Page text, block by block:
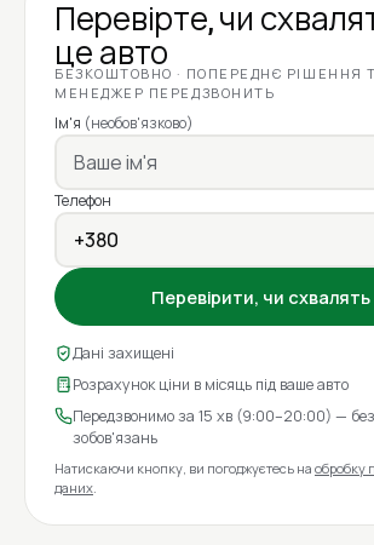
Перевірте, чи
це авто
БЕЗКОШТОВНО · ПОПЕРЕДНЄ РІШЕННЯ
МЕНЕДЖЕР ПЕРЕДЗВОНИТЬ
Ім'я (необов'язково)
Телефон
Перевірити, чи
Дані захищені
Розрахунок ціни в місяць під ваше авто
Передзвонимо за 15 хв (9:00–20:00) —
зобов'язань
Натискаючи кнопку, ви погоджуєтесь на обробку
даних.